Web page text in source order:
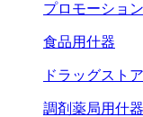
プロモーショ
食品用什器
ドラッグスト
調剤薬局用什器